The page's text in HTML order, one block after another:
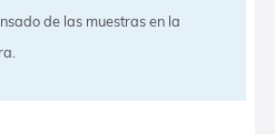
de las muestras en la